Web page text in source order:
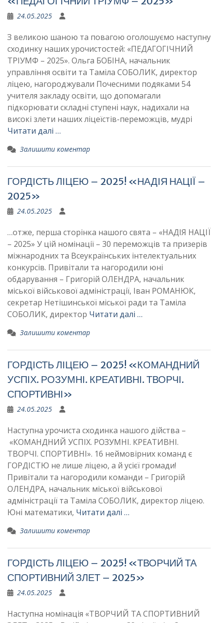
24.05.2025
З великою шаною та повагою оголошуємо наступну
сходинку наших урочистостей: «ПЕДАГОГІЧНИЙ
ТРІУМФ – 2025». Ольга БОБІНА, начальник
управління освіти та Таміла СОБОЛИК, директор
ліцею, нагороджували Почесними подяками 54
учителя закладу освіти, що допомагали
підкорювати складні ступені наук, надихали на
високі злети наших ліцеїстів-переможців, мудрі
Читати далі …
Залишити коментар
ГОРДІСТЬ ЛІЦЕЮ – 2025! «НАДІЯ НАЦІЇ –
2025»
24.05.2025
…отже, перша сторінка нашого свята – «НАДІЯ НАЦІЇ
– 2025» У цій номінації – 30 переможців та призерів
міжнародних та Всеукраїнських інтелектуальних
конкурсів. Привітали та нагородили юні
обдарування – Григорій ОЛЕНДРА, начальник
міської військової адміністрації, Іван РОМАНЮК,
секретар Нетішинської міської ради та Таміла
СОБОЛИК, директор Читати далі …
Залишити коментар
ГОРДІСТЬ ЛІЦЕЮ – 2025! «КОМАНДНИЙ
УСПІХ. РОЗУМНІ. КРЕАТИВНІ. ТВОРЧІ.
СПОРТИВНІ»
24.05.2025
Наступна урочиста сходинка нашого дійства –
«КОМАНДНИЙ УСПІХ. РОЗУМНІ. КРЕАТИВНІ.
ТВОРЧІ. СПОРТИВНІ». 16 неймовірних команд є
ГОРДІСТЮ не лише ліцею, а й усієї громади!
Привітали та нагородили команди – Григорій
ОЛЕНДРА, начальник міської військової
адміністрації та Таміла СОБОЛИК, директор ліцею.
Юні математики, Читати далі …
Залишити коментар
ГОРДІСТЬ ЛІЦЕЮ – 2025! «ТВОРЧИЙ ТА
СПОРТИВНИЙ ЗЛЕТ – 2025»
24.05.2025
Наступна номінація «ТВОРЧИЙ ТА СПОРТИВНИЙ